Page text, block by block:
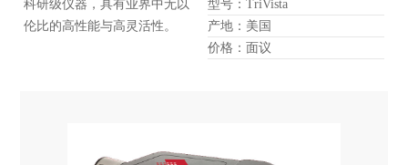
科研级仪器，具有业界中无以
伦比的高性能与高灵活性。
型号：TriVista
产地：美国
价格：面议